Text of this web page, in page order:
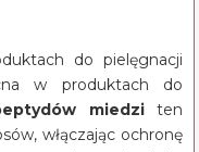
do pielęgnacji
w produktach do
miedzi ten
włączając ochronę